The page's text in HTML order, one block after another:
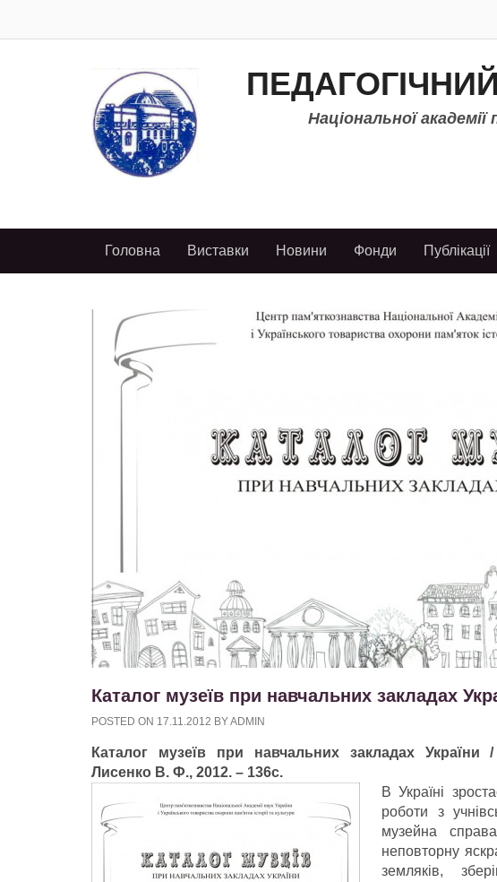
Національної академії
Головна Виставки Новини Фонди Публікації
Каталог музеїв при навчальних закладах
POSTED ON 17.11.2012 BYADMIN
Каталог музеїв при навчальних закладах
Лисенко В. Ф., 2012. – 136с.
В Україні
роботи з
музейна
неповторну
земляків,